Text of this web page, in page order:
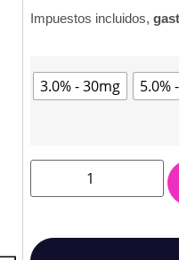
Impuestos incluidos,
3.0% - 30mg 5.0%